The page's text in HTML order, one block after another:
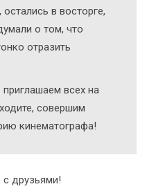
в восторге,
о том, что
отразить
всех на
совершим
кинематографа!
с друзьями!